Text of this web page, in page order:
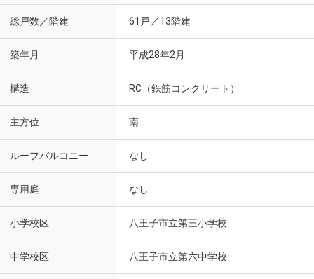
総戸数／階建 61戸／13階建
築年月 平成28年2月
構造 RC（鉄筋コンクリート）
主方位 南
ルーフバルコニー なし
専用庭 なし
小学校区 八王子市立第三小学校
中学校区 八王子市立第六中学校